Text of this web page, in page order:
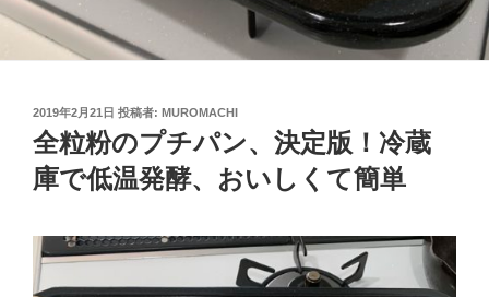
投
稿
日:
2019年2月21日 投稿者: MUROMACHI
全粒粉のプチパン、決定版！冷蔵
庫で低温発酵、おいしくて簡単